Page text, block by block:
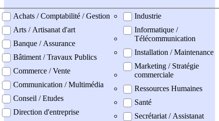
professionel
Achats / Comptabilité / Gestion
Arts / Artisanat d'art
Banque / Assurance
Bâtiment / Travaux Publics
Commerce / Vente
Communication / Multimédia
Conseil / Etudes
Direction d'entreprise
Industrie
Informatique /
Télécommunication
Installation / Maintenance
Marketing / Stratégie
commerciale
Ressources Humaines
Santé
Secrétariat / Assistanat